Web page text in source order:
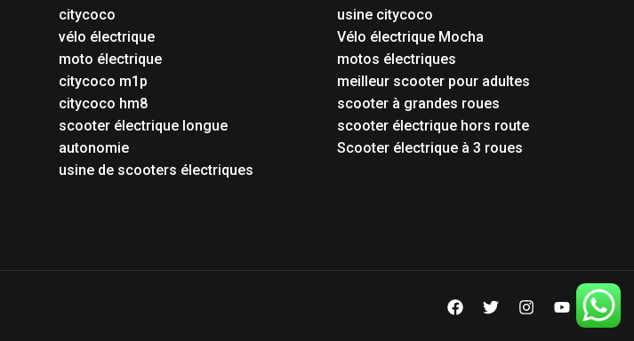
citycoco
vélo électrique
moto électrique
citycoco m1p
citycoco hm8
scooter électrique longue
autonomie
usine de scooters électriques
usine citycoco
Vélo électrique Mocha
motos électriques
meilleur scooter pour adultes
scooter à grandes roues
scooter électrique hors route
Scooter électrique à 3 roues